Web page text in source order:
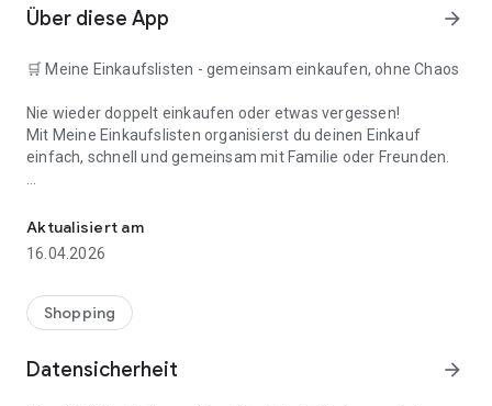
Über diese App arrow_forward
🛒 Meine Einkaufslisten - gemeinsam einkaufen, ohne Chaos
Nie wieder doppelt einkaufen oder etwas vergessen!
Mit Meine Einkaufslisten organisierst du deinen Einkauf
einfach, schnell und gemeinsam mit Familie oder Freunden.
👨‍👩‍👧 Gemeinsame Einkaufslisten in Echtzeit: Alle sehen
⚡ Superschnell & einfach: Liste in Sekunden erstellen und
sofort loslegen.
📱 Immer dabei: Deine Einkaufsliste ist jederzeit auf deinem
Aktualisiert am
16.04.2026
Shopping
Datensicherheit arrow_forward